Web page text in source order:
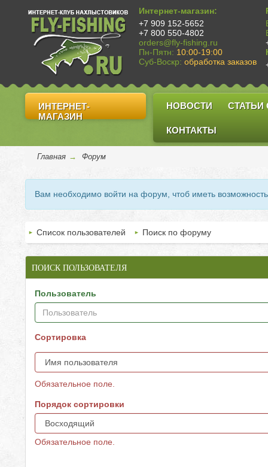
Интернет-магазин:
+7 909 152-5652
+7 800 550-4802
orders@fly-fishing.ru
Пн-Пятн: 10:00-19:00
Суб-Воскр: обработка заказов
ИНТЕРНЕТ-
МАГАЗИН
НОВОСТИ СТАТЬИ
КОНТАКТЫ
Главная → Форум
Вам необходимо войти на форум, чтоб иметь
Список пользователей Поиск по форуму
ПОИСК ПОЛЬЗОВАТЕЛЯ
Пользователь
Сортировка
Обязательное поле.
Порядок сортировки
Обязательное поле.